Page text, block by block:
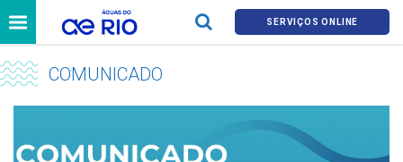
SERVIÇOS ONLINE
COMUNICADO